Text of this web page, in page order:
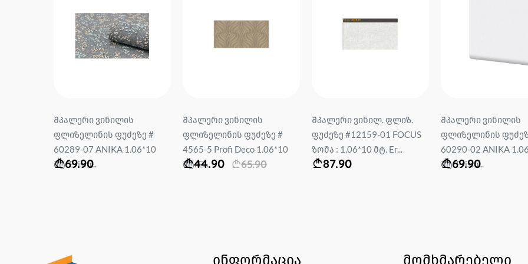
შპალერი ვინილის
ფლიზელინის ფუძეზე #
60289-07 ANIKA 1.06*10
მტ. Erism...
69.90
შპალერი ვინილის
ფლიზელინის ფუძეზე #
4565-5 Profi Deco 1.06*10
მტ. E...
44.90 65.90
შპალერი ვინილ. ფლიზ.
ფუძეზე #12159-01 FOCUS
ზომა : 1.06*10 მტ. Er...
87.90
შპალერი ვინილის
ფლიზელინის
60290-02 ANIKA
მტ. Erism...
69.90
ინფორმაცია მომხმარებელი